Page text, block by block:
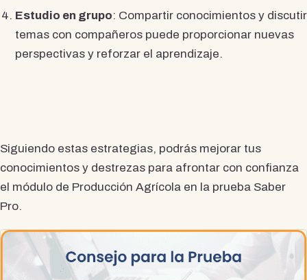
Estudio en grupo: Compartir conocimientos y discutir
temas con compañeros puede proporcionar nuevas
perspectivas y reforzar el aprendizaje.
Siguiendo estas estrategias, podrás mejorar tus
conocimientos y destrezas para afrontar con confianza
el módulo de Producción Agrícola en la prueba Saber
Pro.